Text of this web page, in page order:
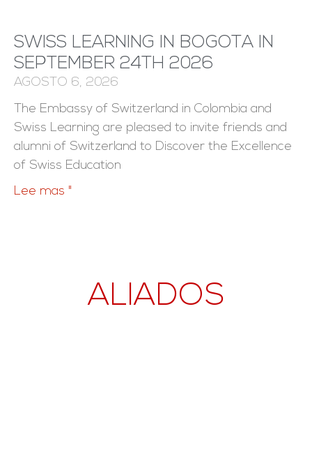
SWISS LEARNING IN BOGOTA IN
SEPTEMBER 24TH 2026
AGOSTO 6, 2026
The Embassy of Switzerland in Colombia and
Swiss Learning are pleased to invite friends and
alumni of Switzerland to Discover the Excellence
of Swiss Education
Lee mas "
ALIADOS